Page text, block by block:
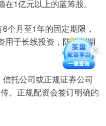
1亿元以上的蓝筹股。
个月至1年的固定期限，
用于长线投资，防止到期
托公司或正规证券公司
。正规配资会签订明确的